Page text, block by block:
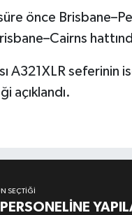
önce
A321XLR seferinin
açıklandı.
SEÇTIĞI